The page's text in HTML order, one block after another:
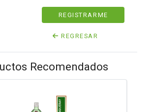
REGISTRARME
REGRESAR
Recomendados